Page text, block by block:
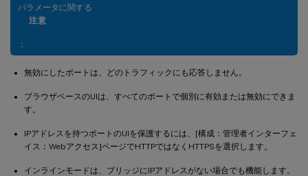
パラメータに関する
注意
：
無効にしたポートは、どのトラフィックにも応答しません。
ブラウザベースのUIは、すべてのポートで個別に有効または無効にできま
す。
IPアドレスを持つポートのUIを保護するには、[構成：管理者インターフェ
イス：Webアクセス]ページでHTTPではなくHTTPSを選択します。
インラインモードは、ブリッジにIPアドレスがない場合でも機能します。